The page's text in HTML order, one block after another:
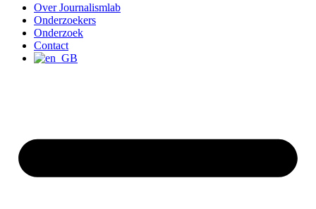
Over Journalismlab
Onderzoekers
Onderzoek
Contact